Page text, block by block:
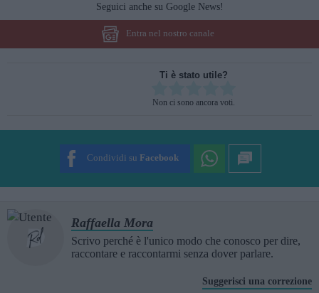
Seguici anche su Google News!
Entra nel nostro canale
Ti è stato utile?
Non ci sono ancora voti.
Condividi su Facebook
Raffaella Mora
Scrivo perché è l'unico modo che conosco per dire,
raccontare e raccontarmi senza dover parlare.
Suggerisci una correzione